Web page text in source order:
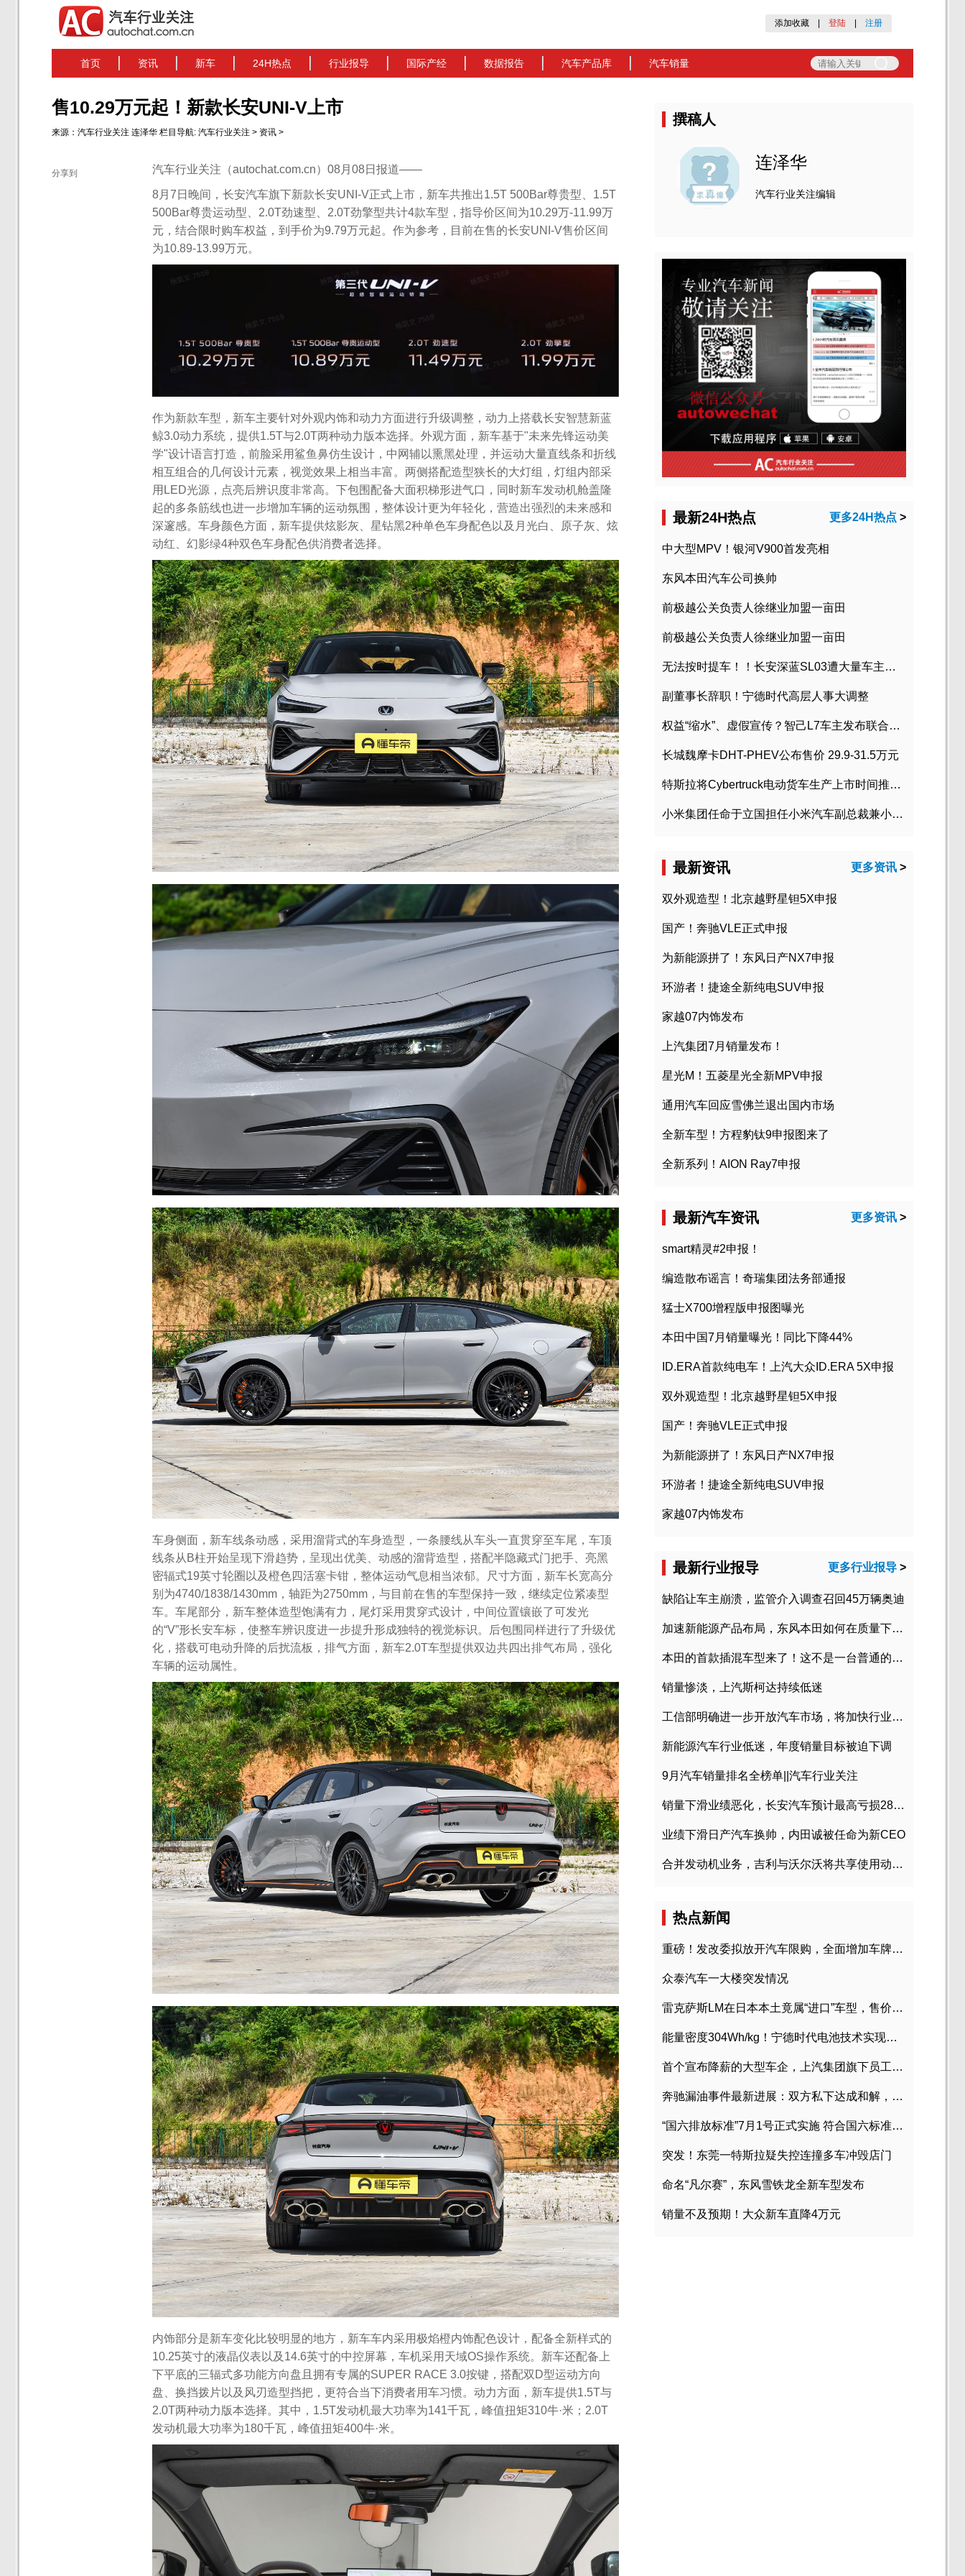
添加收藏 登陆 注册
首页 资讯 新车 24H热点 行业报导 国际产经 数据报告 汽车产品库 汽车销量
售10.29万元起！新款长安UNI-V上市
来源： 汽车行业关注 连泽华 栏目导航: 汽车行业关注 > 资讯 >
分享到 汽车行业关注（autochat.com.cn）08月08日报道——
8月7日晚间，长安汽车旗下新款长安UNI-V正式上市，新车共推出1.5T 500Bar尊贵型、1.5T
500Bar尊贵运动型、2.0T劲速型、2.0T劲擎型共计4款车型，指导价区间为10.29万-11.99万
元，结合限时购车权益，到手价为9.79万元起。作为参考，目前在售的长安UNI-V售价区间
为10.89-13.99万元。
作为新款车型，新车主要针对外观内饰和动力方面进行升级调整，动力上搭载长安智慧新蓝
鲸3.0动力系统，提供1.5T与2.0T两种动力版本选择。外观方面，新车基于"未来先锋运动美
学"设计语言打造，前脸采用鲨鱼鼻仿生设计，中网辅以熏黑处理，并运动大量直线条和折线
相互组合的几何设计元素，视觉效果上相当丰富。两侧搭配造型狭长的大灯组，灯组内部采
用LED光源，点亮后辨识度非常高。下包围配备大面积梯形进气口，同时新车发动机舱盖隆
起的多条筋线也进一步增加车辆的运动氛围，整体设计更为年轻化，营造出强烈的未来感和
深邃感。车身颜色方面，新车提供炫影灰、星钻黑2种单色车身配色以及月光白、原子灰、炫
动红、幻影绿4种双色车身配色供消费者选择。
车身侧面，新车线条动感，采用溜背式的车身造型，一条腰线从车头一直贯穿至车尾，车顶
线条从B柱开始呈现下滑趋势，呈现出优美、动感的溜背造型，搭配半隐藏式门把手、亮黑
密辐式19英寸轮圈以及橙色四活塞卡钳，整体运动气息相当浓郁。尺寸方面，新车长宽高分
别为4740/1838/1430mm，轴距为2750mm，与目前在售的车型保持一致，继续定位紧凑型
车。车尾部分，新车整体造型饱满有力，尾灯采用贯穿式设计，中间位置镶嵌了可发光
的“V”形长安车标，使整车辨识度进一步提升形成独特的视觉标识。后包围同样进行了升级优
化，搭载可电动升降的后扰流板，排气方面，新车2.0T车型提供双边共四出排气布局，强化
车辆的运动属性。
内饰部分是新车变化比较明显的地方，新车车内采用极焰橙内饰配色设计，配备全新样式的
10.25英寸的液晶仪表以及14.6英寸的中控屏幕，车机采用天域OS操作系统。新车还配备上
下平底的三辐式多功能方向盘且拥有专属的SUPER RACE 3.0按键，搭配双D型运动方向
盘、换挡拨片以及风刃造型挡把，更符合当下消费者用车习惯。动力方面，新车提供1.5T与
2.0T两种动力版本选择。其中，1.5T发动机最大功率为141千瓦，峰值扭矩310牛·米；2.0T
发动机最大功率为180千瓦，峰值扭矩400牛·米。
撰稿人
连泽华
汽车行业关注编辑
最新24H热点 更多24H热点 >
中大型MPV！银河V900首发亮相
东风本田汽车公司换帅
前极越公关负责人徐继业加盟一亩田
前极越公关负责人徐继业加盟一亩田
无法按时提车！！长安深蓝SL03遭大量车主投诉
副董事长辞职！宁德时代高层人事大调整
权益“缩水”、虚假宣传？智己L7车主发布联合维权声明
长城魏摩卡DHT-PHEV公布售价 29.9-31.5万元
特斯拉将Cybertruck电动货车生产上市时间推迟到2023年初
小米集团任命于立国担任小米汽车副总裁兼小米汽车北京总部政委
最新资讯 更多资讯 >
双外观造型！北京越野星钽5X申报
国产！奔驰VLE正式申报
为新能源拼了！东风日产NX7申报
环游者！捷途全新纯电SUV申报
家越07内饰发布
上汽集团7月销量发布！
星光M！五菱星光全新MPV申报
通用汽车回应雪佛兰退出国内市场
全新车型！方程豹钛9申报图来了
全新系列！AION Ray7申报
最新汽车资讯 更多资讯 >
smart精灵#2申报！
编造散布谣言！奇瑞集团法务部通报
猛士X700增程版申报图曝光
本田中国7月销量曝光！同比下降44%
ID.ERA首款纯电车！上汽大众ID.ERA 5X申报
双外观造型！北京越野星钽5X申报
国产！奔驰VLE正式申报
为新能源拼了！东风日产NX7申报
环游者！捷途全新纯电SUV申报
家越07内饰发布
最新行业报导 更多行业报导 >
缺陷让车主崩溃，监管介入调查召回45万辆奥迪
加速新能源产品布局，东风本田如何在质量下转型？
本田的首款插混车型来了！这不是一台普通的CR-V
销量惨淡，上汽斯柯达持续低迷
工信部明确进一步开放汽车市场，将加快行业兼并重组
新能源汽车行业低迷，年度销量目标被迫下调
9月汽车销量排名全榜单||汽车行业关注
销量下滑业绩恶化，长安汽车预计最高亏损28亿元
业绩下滑日产汽车换帅，内田诚被任命为新CEO
合并发动机业务，吉利与沃尔沃将共享使用动力总成
热点新闻
重磅！发改委拟放开汽车限购，全面增加车牌指标
众泰汽车一大楼突发情况
雷克萨斯LM在日本本土竟属“进口”车型，售价2580万日元
能量密度304Wh/kg！宁德时代电池技术实现突破
首个宣布降薪的大型车企，上汽集团旗下员工降薪文件曝光
奔驰漏油事件最新进展：双方私下达成和解，工商已介入调查
“国六排放标准”7月1号正式实施 符合国六标准车型目录一览
突发！东莞一特斯拉疑失控连撞多车冲毁店门
命名“凡尔赛”，东风雪铁龙全新车型发布
销量不及预期！大众新车直降4万元